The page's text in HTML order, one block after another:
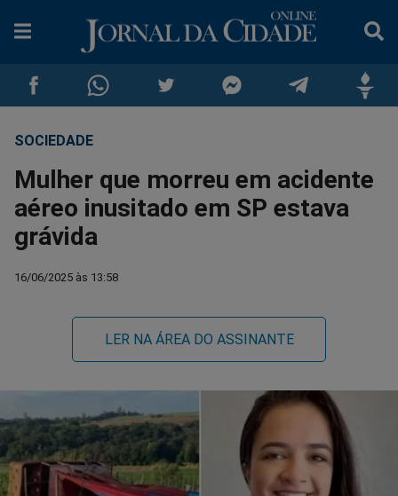
Compartilhar
no
Facebook
Compartilhar
no
Whatsapp
no
no
no
no
SOCIEDADE
Mulher que morreu em acidente
aéreo inusitado em SP estava
grávida
16/06/2025 às 13:58
LER NA ÁREA DO ASSINANTE